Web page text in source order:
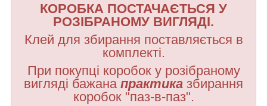
КОРОБКА ПОСТАЧАЄТЬСЯ У
РОЗІБРАНОМУ ВИГЛЯДІ.
Клей для збирання поставляється в
комплекті.
При покупці коробок у розібраному
вигляді бажана практика збирання
коробок "паз-в-паз".